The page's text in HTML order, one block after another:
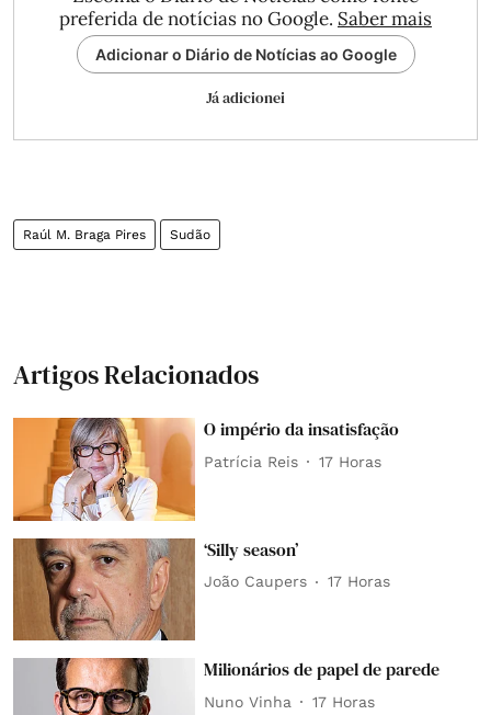
preferida de notícias no Google. Saber mais
Adicionar o Diário de Notícias ao Google
Já adicionei
Raúl M. Braga Pires Sudão
Artigos Relacionados
O império da insatisfação
Patrícia Reis 17 Horas
‘Silly season’
João Caupers 17 Horas
Milionários de papel de parede
Nuno Vinha 17 Horas